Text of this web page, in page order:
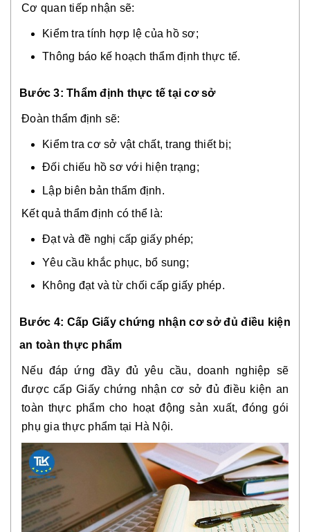
Cơ quan tiếp nhận sẽ:
Kiểm tra tính hợp lệ của hồ sơ;
Thông báo kế hoạch thẩm định thực tế.
Bước 3: Thẩm định thực tế tại cơ sở
Đoàn thẩm định sẽ:
Kiểm tra cơ sở vật chất, trang thiết bị;
Đối chiếu hồ sơ với hiện trạng;
Lập biên bản thẩm định.
Kết quả thẩm định có thể là:
Đạt và đề nghị cấp giấy phép;
Yêu cầu khắc phục, bổ sung;
Không đạt và từ chối cấp giấy phép.
Bước 4: Cấp Giấy chứng nhận cơ sở đủ điều kiện
an toàn thực phẩm
Nếu đáp ứng đầy đủ yêu cầu, doanh nghiệp sẽ
được cấp Giấy chứng nhận cơ sở đủ điều kiện an
toàn thực phẩm cho hoạt động sản xuất, đóng gói
phụ gia thực phẩm tại Hà Nội.